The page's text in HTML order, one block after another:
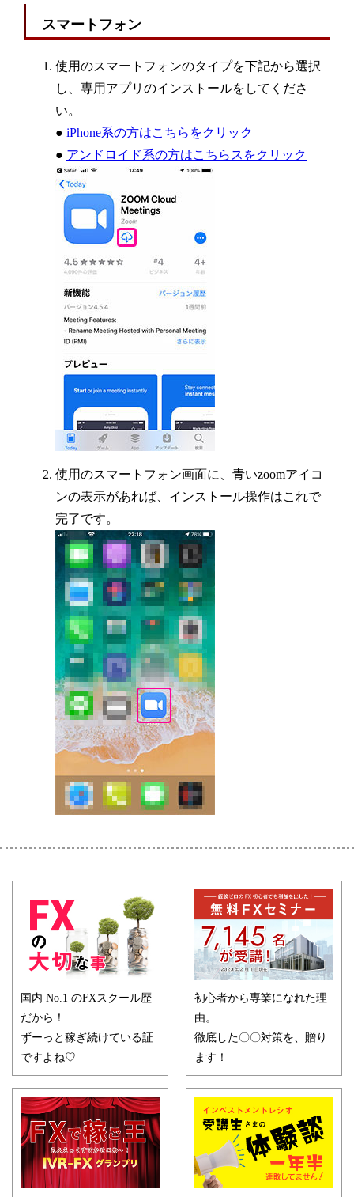
スマートフォン
使用のスマートフォンのタイプを下記から選択
し、専用アプリのインストールをしてくださ
い。
● iPhone系の方はこちらをクリック
● アンドロイド系の方はこちらスをクリック
使用のスマートフォン画面に、青いzoomアイコ
ンの表示があれば、インストール操作はこれで
完了です。
国内 No.1 のFXスクール歴
だから！
ずーっと稼ぎ続けている証
ですよね♡
初心者から専業になれた理
由。
徹底した〇〇対策を、贈り
ます！